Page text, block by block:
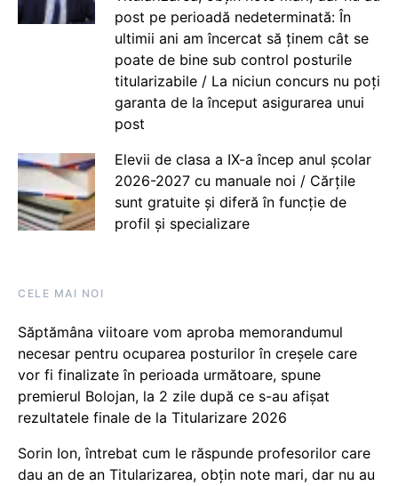
post pe perioadă nedeterminată: În
ultimii ani am încercat să ținem cât se
poate de bine sub control posturile
titularizabile / La niciun concurs nu poți
garanta de la început asigurarea unui
post
Elevii de clasa a IX-a încep anul școlar
2026-2027 cu manuale noi / Cărțile
sunt gratuite și diferă în funcție de
profil și specializare
CELE MAI NOI
Săptămâna viitoare vom aproba memorandumul
necesar pentru ocuparea posturilor în creșele care
vor fi finalizate în perioada următoare, spune
premierul Bolojan, la 2 zile după ce s-au afișat
rezultatele finale de la Titularizare 2026
Sorin Ion, întrebat cum le răspunde profesorilor care
dau an de an Titularizarea, obțin note mari, dar nu au